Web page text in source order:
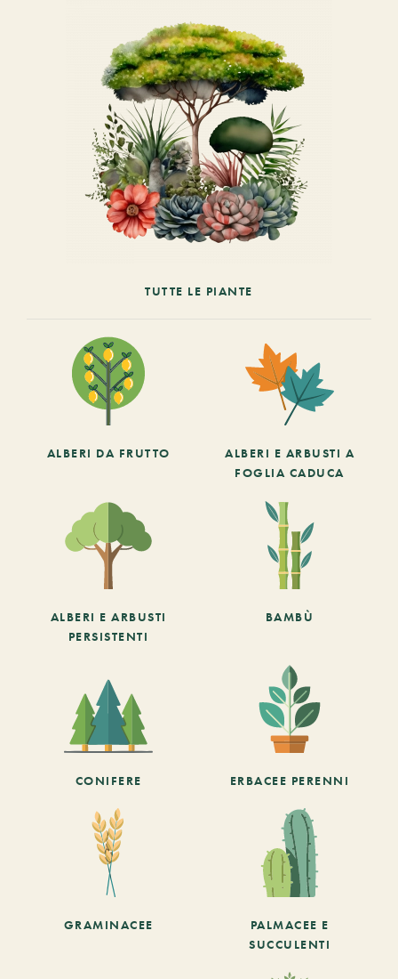
TUTTE LE PIANTE
ALBERI DA FRUTTO
ALBERI E ARBUSTI A
FOGLIA CADUCA
ALBERI E ARBUSTI
PERSISTENTI
BAMBÙ
CONIFERE ERBACEE PERENNI
GRAMINACEE
PALMACEE E
SUCCULENTI